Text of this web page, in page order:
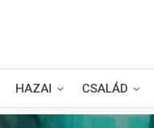
HAZAI CSALÁD